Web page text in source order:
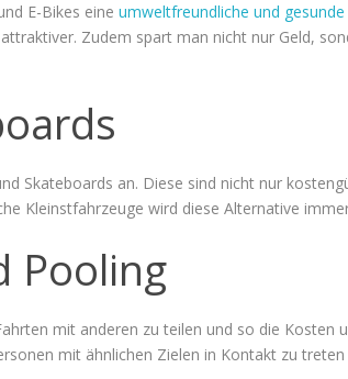
E-Bikes eine umweltfreundliche und
Zudem spart man nicht nur Geld,
Skateboards an. Diese sind nicht nur
Kleinstfahrzeuge wird diese Alternative
Pooling
mit anderen zu teilen und so die Kosten
mit ähnlichen Zielen in Kontakt zu